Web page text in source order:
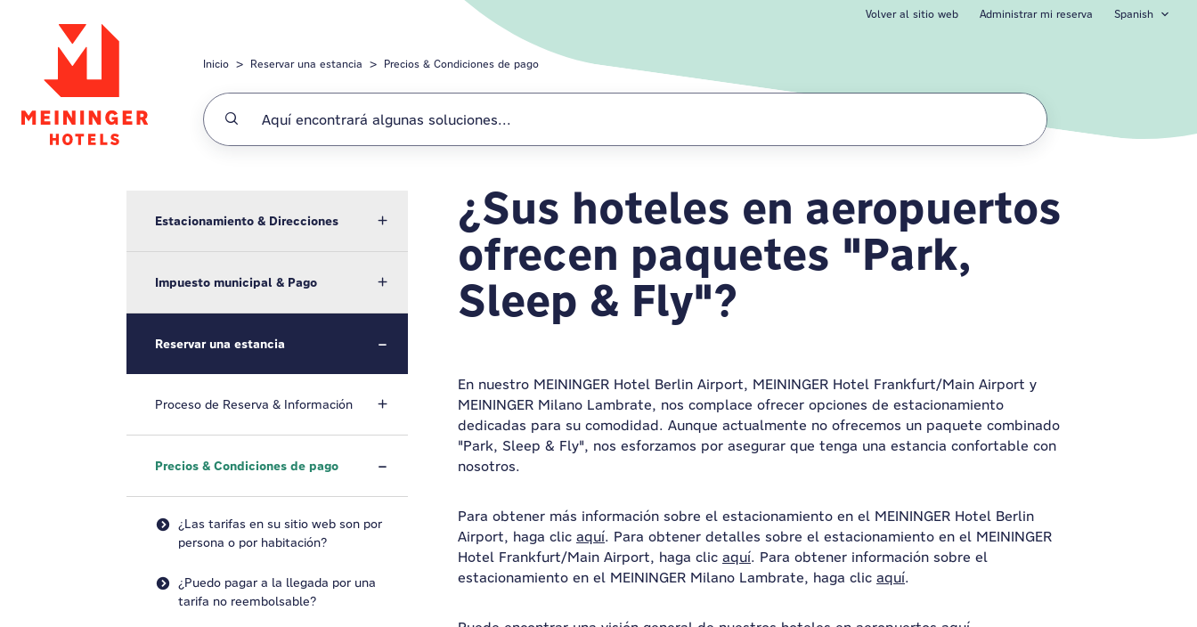
Volver al sitio web Administrar mi reserva Spanish
Inicio Reservar una estancia Precios & Condiciones de pago
Precios & Condiciones de pago
¿Sus hoteles en aeropuertos
ofrecen paquetes "Park,
Sleep & Fly"?
En nuestro MEININGER Hotel Berlin Airport, MEININGER Hotel Frankfurt/Main Airport y
MEININGER Milano Lambrate, nos complace ofrecer opciones de estacionamiento
dedicadas para su comodidad. Aunque actualmente no ofrecemos un paquete combinado
"Park, Sleep & Fly", nos esforzamos por asegurar que tenga una estancia confortable con
nosotros.
Para obtener más información sobre el estacionamiento en el MEININGER Hotel Berlin
Airport, haga clic aquí. Para obtener detalles sobre el estacionamiento en el MEININGER
Hotel Frankfurt/Main Airport, haga clic aquí. Para obtener información sobre el
estacionamiento en el MEININGER Milano Lambrate, haga clic aquí.
Estacionamiento & Direcciones
Impuesto municipal & Pago
Reservar una estancia
Proceso de Reserva & Información
Precios & Condiciones de pago
¿Las tarifas en su sitio web son por
persona o por habitación?
¿Puedo pagar a la llegada por una
tarifa no reembolsable?